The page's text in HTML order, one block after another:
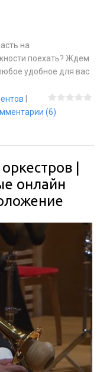
на
поехать? Ждем
удобное для вас
(6)
|
онлайн